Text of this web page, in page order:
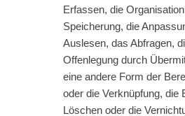
Erfassen, die
Speicherung, die
Auslesen, das Abfragen,
Offenlegung durch
eine andere Form der
oder die Verknüpfung, die
Löschen oder die